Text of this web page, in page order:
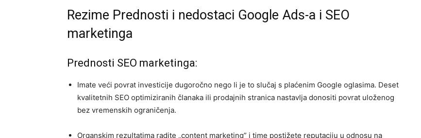
Rezime Prednosti i nedostaci Google Ads-a i SEO
marketinga
Prednosti SEO marketinga:
Imate veći povrat investicije dugoročno nego li je to slučaj s plaćenim Google oglasima. Deset
kvalitetnih SEO optimiziranih članaka ili prodajnih stranica nastavlja donositi povrat uloženog
bez vremenskih ograničenja.
Organskim rezultatima radite „content marketing” i time postižete reputaciju u odnosu na